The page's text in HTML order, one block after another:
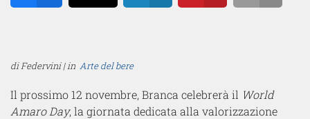
di Federvini | in Arte del bere
Il prossimo 12 novembre, Branca celebrerà il World
Amaro Day, la giornata dedicata alla valorizzazione